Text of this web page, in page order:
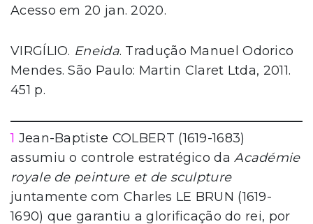
Acesso em 20 jan. 2020.
VIRGÍLIO. Eneida. Tradução Manuel Odorico
Mendes. São Paulo: Martin Claret Ltda, 2011.
451 p.
1 Jean-Baptiste COLBERT (1619-1683)
assumiu o controle estratégico daAcadémie
royale de peinture et de sculpture
juntamente com Charles LE BRUN (1619-
1690) que garantiu a glorificação do rei, por